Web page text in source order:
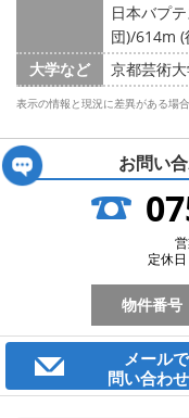
日本バプ
団)/614m (
大学など
京都芸術
表示の情報と現況に差異がある場
お問い
定休
物件番号
メールで
問い合わ